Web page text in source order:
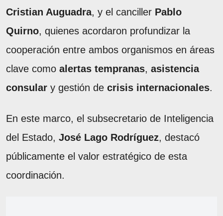
Cristian Auguadra, y el canciller Pablo
Quirno, quienes acordaron profundizar la
cooperación entre ambos organismos en áreas
clave como alertas tempranas, asistencia
consular y gestión de crisis internacionales.
En este marco, el subsecretario de Inteligencia
del Estado, José Lago Rodríguez, destacó
públicamente el valor estratégico de esta
coordinación.